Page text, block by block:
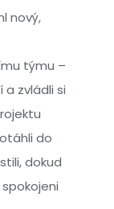
nový,
týmu –
a zvládli si
do
dokud